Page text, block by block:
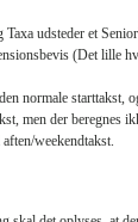
udsteder et
(Det lille
normale starttakst,
men der beregnes
weekendtakst.